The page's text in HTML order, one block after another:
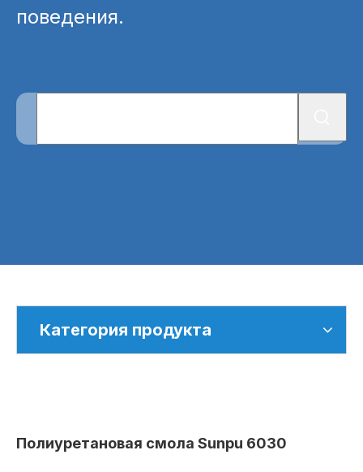
поведения.
Категория продукта
Полиуретановая смола Sunpu 6030